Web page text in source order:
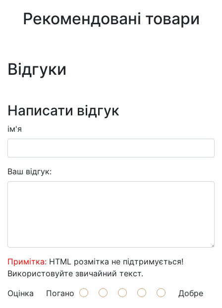
Рекомендовані товари
Відгуки
Написати відгук
ім'я
Ваш відгук:
Примітка: HTML розмітка не підтримується!
Використовуйте звичайний текст.
Оцінка Погано Добре